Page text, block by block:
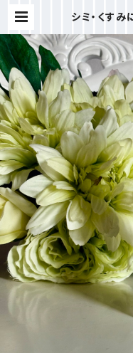
シミ・くすみ
ン